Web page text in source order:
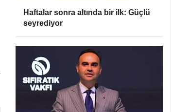
Haftalar sonra altında bir ilk: Güçlü
seyrediyor